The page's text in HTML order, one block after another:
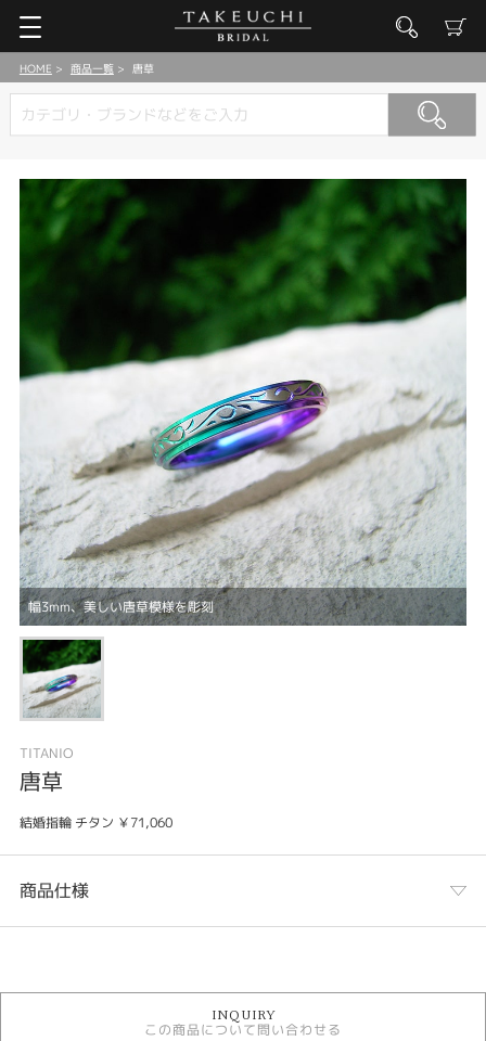
HOME 商品一覧 唐草
幅3mm、美しい唐草模様を彫刻
TITANIO
唐草
結婚指輪 チタン ￥71,060
商品仕様
TITANIO ＞ 結婚指輪
INQUIRY
この商品について問い合わせる